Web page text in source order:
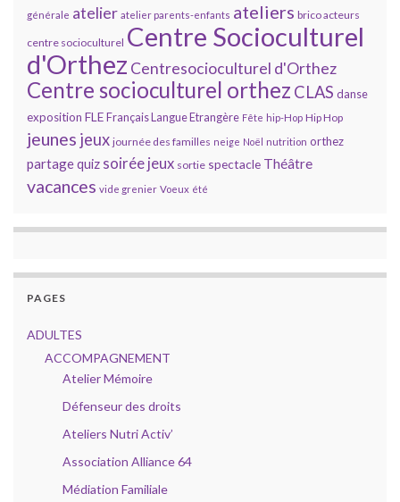
générale atelier atelier parents-enfants ateliers brico acteurs
centre socioculturel Centre Socioculturel
d'Orthez Centresocioculturel d'Orthez
Centre socioculturel orthez CLAS danse
exposition FLE Français Langue Etrangère Fête hip-Hop Hip Hop
jeunes jeux journée des familles neige Noël nutrition orthez
partagequiz soirée jeux sortie spectacle Théâtre
vacances vide grenier Voeux été
PAGES
ADULTES
ACCOMPAGNEMENT
Atelier Mémoire
Défenseur des droits
Ateliers Nutri Activ’
Association Alliance 64
Médiation Familiale